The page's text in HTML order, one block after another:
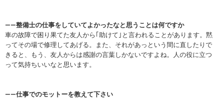
――整備士の仕事をしていてよかったなと思うことは何ですか
車の故障で困り果てた友人から｢助けて｣と言われることがあります。黙
ってその場で修理してあげる。また、それがあっという間に直したりで
きると、もう、友人からは感謝の言葉しかないですよね。人の役に立つ
って気持ちいいなと思います。
――仕事でのモットーを教えて下さい